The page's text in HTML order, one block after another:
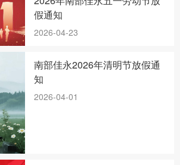
假通知
2026-04-23
南部佳永2026年清明节放假通
知
2026-04-01